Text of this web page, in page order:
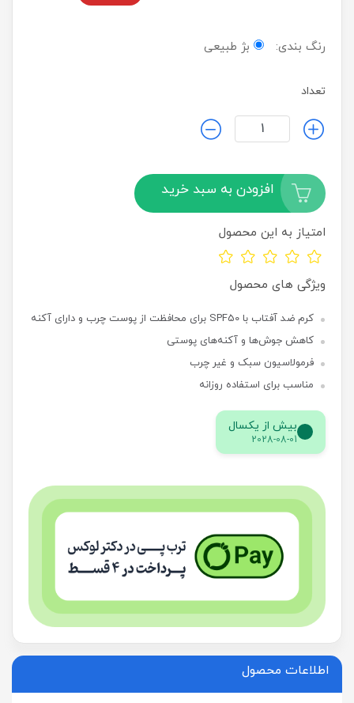
رنگ بندی: بژ طبیعی
تعداد
افزودن به سبد خرید
امتیاز به این محصول
ویژگی های محصول
کرم ضد آفتاب با SPF50 برای محافظت از پوست چرب و دارای آکنه
کاهش جوش‌ها و آکنه‌های پوستی
فرمولاسیون سبک و غیر چرب
مناسب برای استفاده روزانه
بیش از یکسال
2028-08-01
اطلاعات محصول